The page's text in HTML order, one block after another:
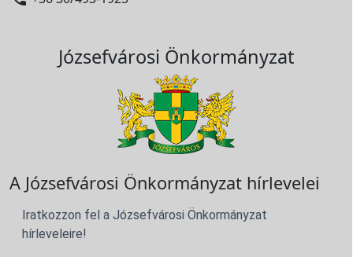
Józsefvárosi Önkormányzat
A Józsefvárosi Önkormányzat hírlevelei
Iratkozzon fel a Józsefvárosi Önkormányzat
hírleveleire!